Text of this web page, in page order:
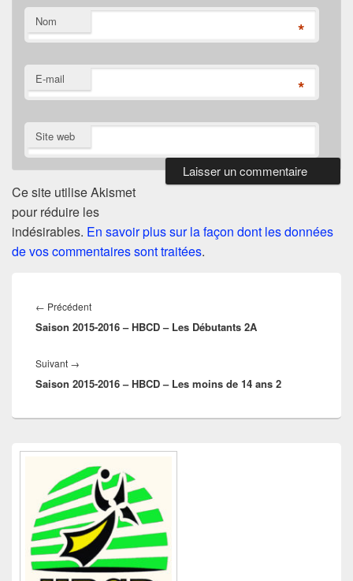
Nom *
E-mail *
Site web
Ce site utilise Akismet
pour réduire les
indésirables. En savoir plus sur la façon dont les données
de vos commentaires sont traitées.
de
l’article
← PrécédentArticle
précédent :
Saison 2015-2016 – HBCD – Les Débutants 2A
Suivant →
suivant :
Saison 2015-2016 – HBCD – Les moins de 14 ans 2
Zone
barre
latérale